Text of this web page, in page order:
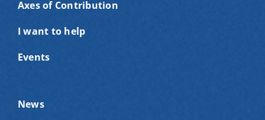
Axes of Contribution
I want to help
Events
News